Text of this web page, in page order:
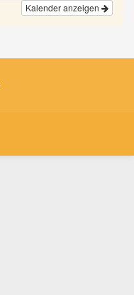
Kalender anzeigen